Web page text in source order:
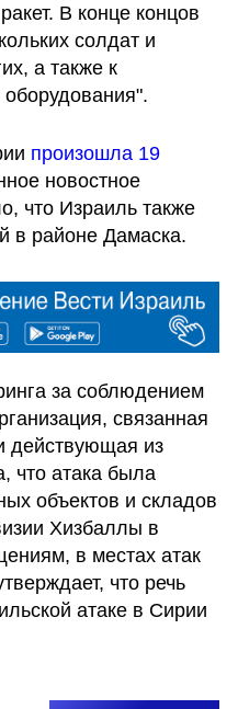
В конце концов
солдат и
а также к
произошла 19
новостное
что Израиль также
в районе Дамаска.
за соблюдением
связанная
действующая из
что атака была
объектов и складов
Хизбаллы в
в местах атак
что речь
атаке в Сирии